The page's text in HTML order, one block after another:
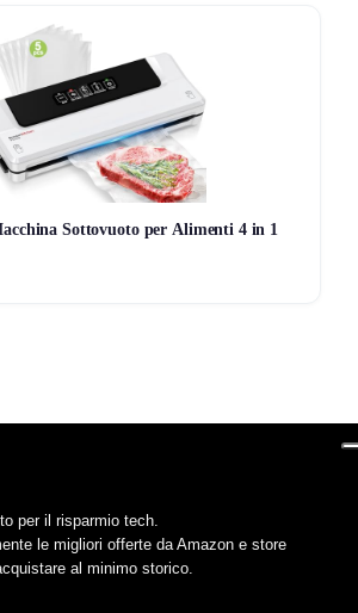
Sottovuoto per Alimenti 4 in 1
per il risparmio tech.
le migliori offerte da Amazon e store
al minimo storico.